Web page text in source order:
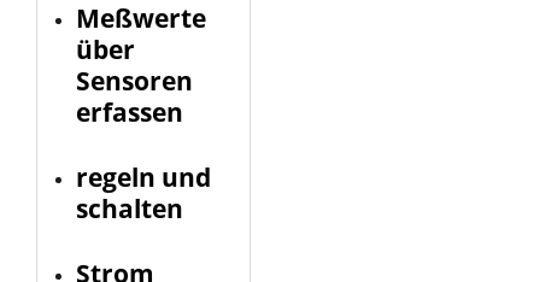
Meßwerte
über
Sensoren
erfassen
regeln und
schalten
Strom